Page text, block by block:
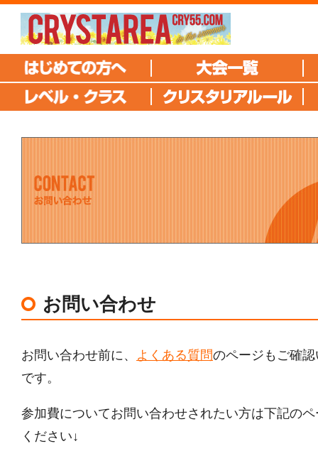
お問い合わせ
お問い合わせ前に、 よくある質問のページもご確
です。
参加費についてお問い合わせされたい方は下記の
ください↓